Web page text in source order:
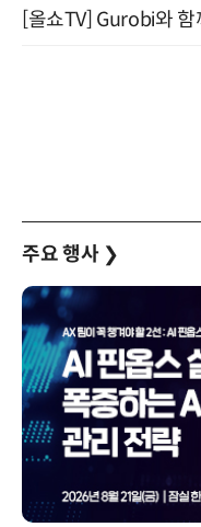
주요 행사 ❯